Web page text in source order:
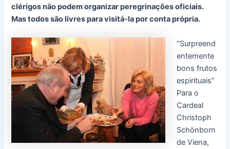
clérigos não podem organizar peregrinações oficiais.
Mas todos são livres para visitá-la por conta própria.
“Surpreend
entemente
bons frutos
espirituais”
Para o
Cardeal
Christoph
Schönborn
de Viena,